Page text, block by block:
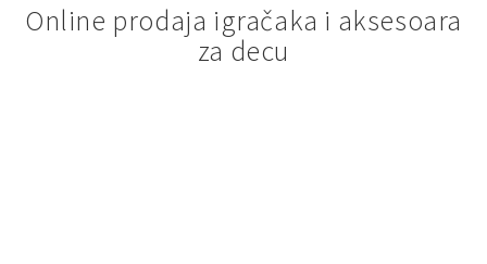
Online prodaja igračaka i aksesoara
za decu